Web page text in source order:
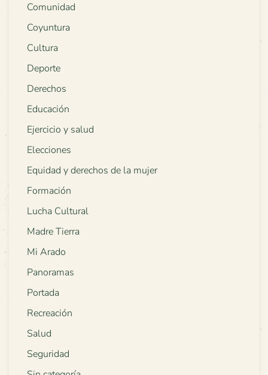
Comunidad
Coyuntura
Cultura
Deporte
Derechos
Educación
Ejercicio y salud
Elecciones
Equidad y derechos de la mujer
Formación
Lucha Cultural
Madre Tierra
Mi Arado
Panoramas
Portada
Recreación
Salud
Seguridad